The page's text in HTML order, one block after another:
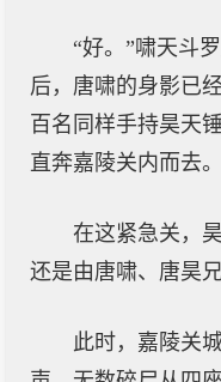
“好。”啸天斗
后，唐啸的身影已
百名同样手持昊天
直奔嘉陵关内而去。
在这紧急关，
还是由唐啸、唐昊
此时，嘉陵关